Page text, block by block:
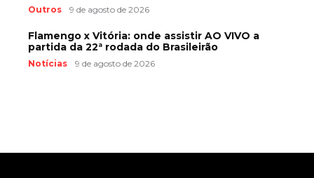
Outros 9 de agosto de 2026
Flamengo x Vitória: onde assistir AO VIVO a
partida da 22ª rodada do Brasileirão
Notícias 9 de agosto de 2026